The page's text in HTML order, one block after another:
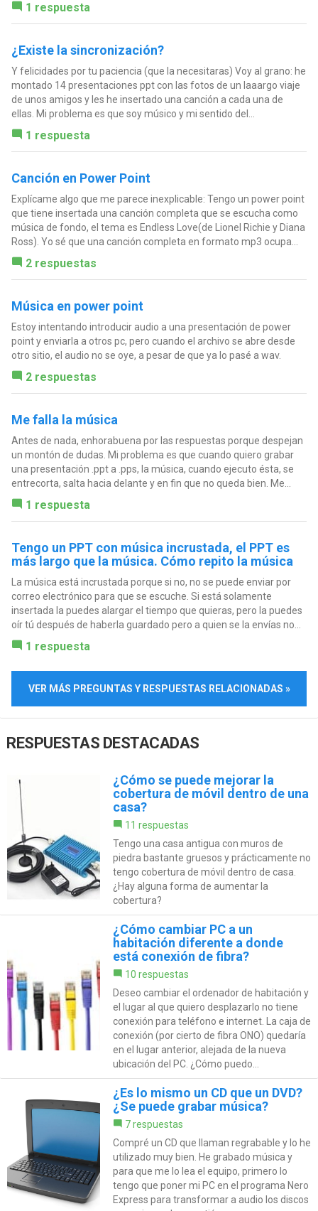
1 respuesta
¿Existe la sincronización?
Y felicidades por tu paciencia (que la necesitaras) Voy al grano: he
montado 14 presentaciones ppt con las fotos de un laaargo viaje
de unos amigos y les he insertado una canción a cada una de
ellas. Mi problema es que soy músico y mi sentido del...
1 respuesta
Canción en Power Point
Explícame algo que me parece inexplicable: Tengo un power point
que tiene insertada una canción completa que se escucha como
música de fondo, el tema es Endless Love(de Lionel Richie y Diana
Ross). Yo sé que una canción completa en formato mp3 ocupa...
2 respuestas
Música en power point
Estoy intentando introducir audio a una presentación de power
point y enviarla a otros pc, pero cuando el archivo se abre desde
otro sitio, el audio no se oye, a pesar de que ya lo pasé a wav.
2 respuestas
Me falla la música
Antes de nada, enhorabuena por las respuestas porque despejan
un montón de dudas. Mi problema es que cuando quiero grabar
una presentación .ppt a .pps, la música, cuando ejecuto ésta, se
entrecorta, salta hacia delante y en fin que no queda bien. Me...
1 respuesta
Tengo un PPT con música incrustada, el PPT es
más largo que la música. Cómo repito la música
La música está incrustada porque si no, no se puede enviar por
correo electrónico para que se escuche. Si está solamente
insertada la puedes alargar el tiempo que quieras, pero la puedes
oír tú después de haberla guardado pero a quien se la envías no...
1 respuesta
VER MÁS PREGUNTAS Y RESPUESTAS RELACIONADAS »
RESPUESTAS DESTACADAS
¿Cómo se puede mejorar la
cobertura de móvil dentro de una
casa?
11 respuestas
Tengo una casa antigua con muros de
piedra bastante gruesos y prácticamente no
tengo cobertura de móvil dentro de casa.
¿Hay alguna forma de aumentar la
cobertura?
¿Cómo cambiar PC a un
habitación diferente a donde
está conexión de fibra?
10 respuestas
Deseo cambiar el ordenador de habitación y
el lugar al que quiero desplazarlo no tiene
conexión para teléfono e internet. La caja de
conexión (por cierto de fibra ONO) quedaría
en el lugar anterior, alejada de la nueva
ubicación del PC. ¿Cómo puedo...
¿Es lo mismo un CD que un DVD?
¿Se puede grabar música?
7 respuestas
Compré un CD que llaman regrabable y lo he
utilizado muy bien. He grabado música y
para que me lo lea el equipo, primero lo
tengo que poner mi PC en el programa Nero
Express para transformar a audio los discos